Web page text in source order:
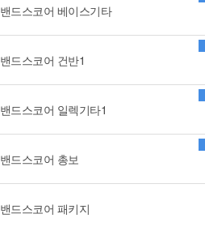
밴드스코어 베이스기타
밴드스코어 건반1
밴드스코어 일렉기타1
밴드스코어 총보
밴드스코어 패키지